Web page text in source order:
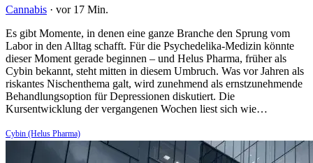
Cannabis · vor 17 Min.
Es gibt Momente, in denen eine ganze Branche den Sprung vom
Labor in den Alltag schafft. Für die Psychedelika-Medizin könnte
dieser Moment gerade beginnen – und Helus Pharma, früher als
Cybin bekannt, steht mitten in diesem Umbruch. Was vor Jahren als
riskantes Nischenthema galt, wird zunehmend als ernstzunehmende
Behandlungsoption für Depressionen diskutiert. Die
Kursentwicklung der vergangenen Wochen liest sich wie…
Cybin (Helus Pharma)